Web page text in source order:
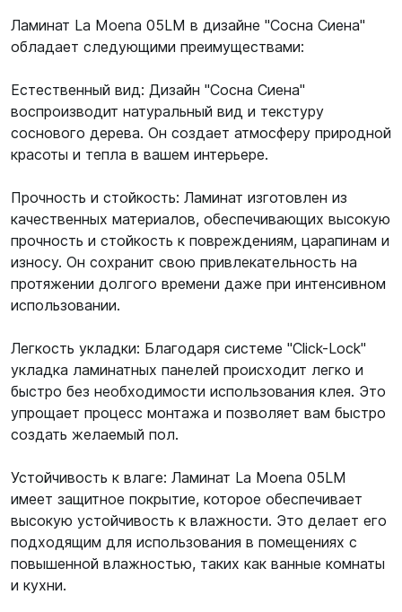
Ламинат La Moena 05LM в дизайне "Сосна Сиена"
обладает следующими преимуществами:
Естественный вид: Дизайн "Сосна Сиена"
воспроизводит натуральный вид и текстуру
соснового дерева. Он создает атмосферу природной
красоты и тепла в вашем интерьере.
Прочность и стойкость: Ламинат изготовлен из
качественных материалов, обеспечивающих высокую
прочность и стойкость к повреждениям, царапинам и
износу. Он сохранит свою привлекательность на
протяжении долгого времени даже при интенсивном
использовании.
Легкость укладки: Благодаря системе "Click-Lock"
укладка ламинатных панелей происходит легко и
быстро без необходимости использования клея. Это
упрощает процесс монтажа и позволяет вам быстро
создать желаемый пол.
Устойчивость к влаге: Ламинат La Moena 05LM
имеет защитное покрытие, которое обеспечивает
высокую устойчивость к влажности. Это делает его
подходящим для использования в помещениях с
повышенной влажностью, таких как ванные комнаты
и кухни.